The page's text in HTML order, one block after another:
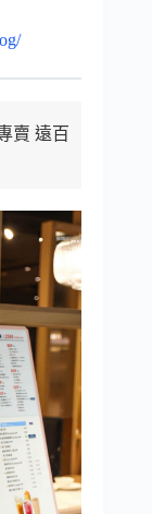
賣 遠百